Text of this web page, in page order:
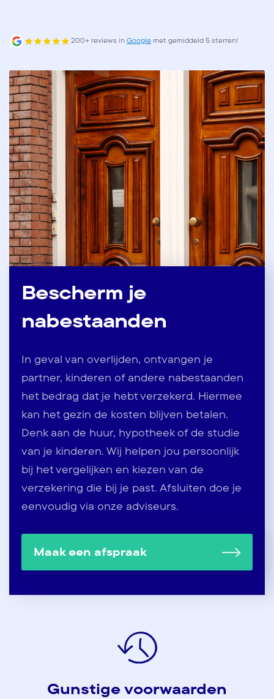
Bescherm je
nabestaanden
In geval van overlijden, ontvangen je
partner, kinderen of andere nabestaanden
het bedrag dat je hebt verzekerd. Hiermee
kan het gezin de kosten blijven betalen.
Denk aan de huur, hypotheek of de studie
van je kinderen. Wij helpen jou persoonlijk
bij het vergelijken en kiezen van de
verzekering die bij je past. Afsluiten doe je
eenvoudig via onze adviseurs.
Maak een afspraak
200+ reviews inGoogle met gemiddeld 5 sterren!
Gunstige voorwaarden